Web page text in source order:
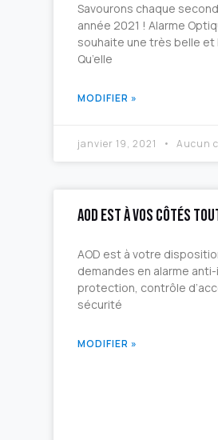
Savourons chaque
année 2021 ! Alarme
souhaite une très belle et
Qu’elle
MODIFIER »
janvier 19, 2021 Aucun
AOD est à vos côtés
AOD est à votre
demandes en alarme
protection, contrôle
sécurité
MODIFIER »